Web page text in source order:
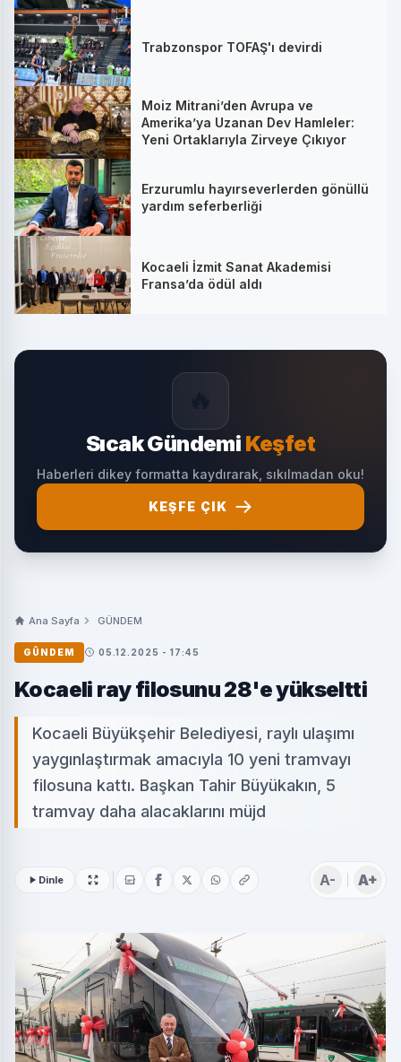
Trabzonspor TOFAŞ'ı devirdi
Moiz Mitrani’den Avrupa ve
Amerika’ya Uzanan Dev Hamleler:
Yeni Ortaklarıyla Zirveye Çıkıyor
Erzurumlu hayırseverlerden gönüllü
yardım seferberliği
Kocaeli İzmit Sanat Akademisi
Fransa’da ödül aldı
Sıcak Gündemi Keşfet
Haberleri dikey formatta kaydırarak, sıkılmadan oku!
KEŞFE ÇIK
Ana Sayfa GÜNDEM
GÜNDEM 05.12.2025 - 17:45
Kocaeli ray filosunu 28'e yükseltti
Kocaeli Büyükşehir Belediyesi, raylı ulaşımı
yaygınlaştırmak amacıyla 10 yeni tramvayı
filosuna kattı. Başkan Tahir Büyükakın, 5
tramvay daha alacaklarını müjd
Dinle A- A+